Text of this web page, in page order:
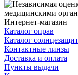
Интернет-магазин
Каталог оправ
Каталог
Контактные линзы
Доставка и оплата
Пункты выдачи